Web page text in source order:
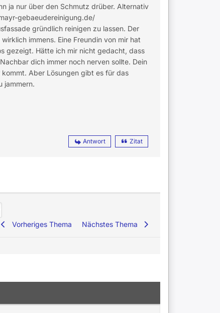
ja nur über den Schmutz drüber. Alternativ
gebaeudereinigung.de/
gründlich reinigen zu lassen. Der
immens. Eine Freundin von mir hat
gezeigt. Hätte ich mir nicht gedacht, dass
dich immer noch nerven sollte. Dein
Aber Lösungen gibt es für das
jammern.
Antwort Zitat
Vorheriges Thema
Nächstes Thema